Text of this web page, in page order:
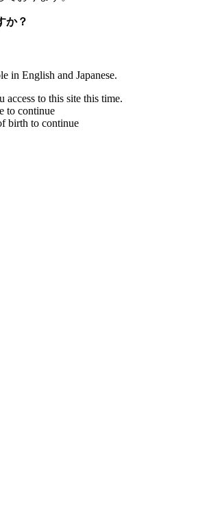
か？
in English and Japanese.
access to this site this time.
to continue
birth to continue